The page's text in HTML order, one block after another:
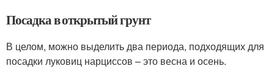
Посадка в открытый грунт
В целом, можно выделить два периода, подходящих для
посадки луковиц нарциссов – это весна и осень.